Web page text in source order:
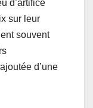
d’artifice
sur leur
souvent
d’une